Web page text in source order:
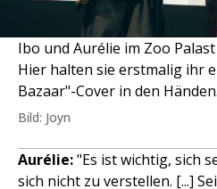
Ibo und Aurélie im Zoo
Hier halten sie erstmalig ihr
Bazaar"-Cover in den Händen.
Bild: Joyn
Aurélie:"Es ist wichtig, sich
sich nicht zu verstellen. [...]